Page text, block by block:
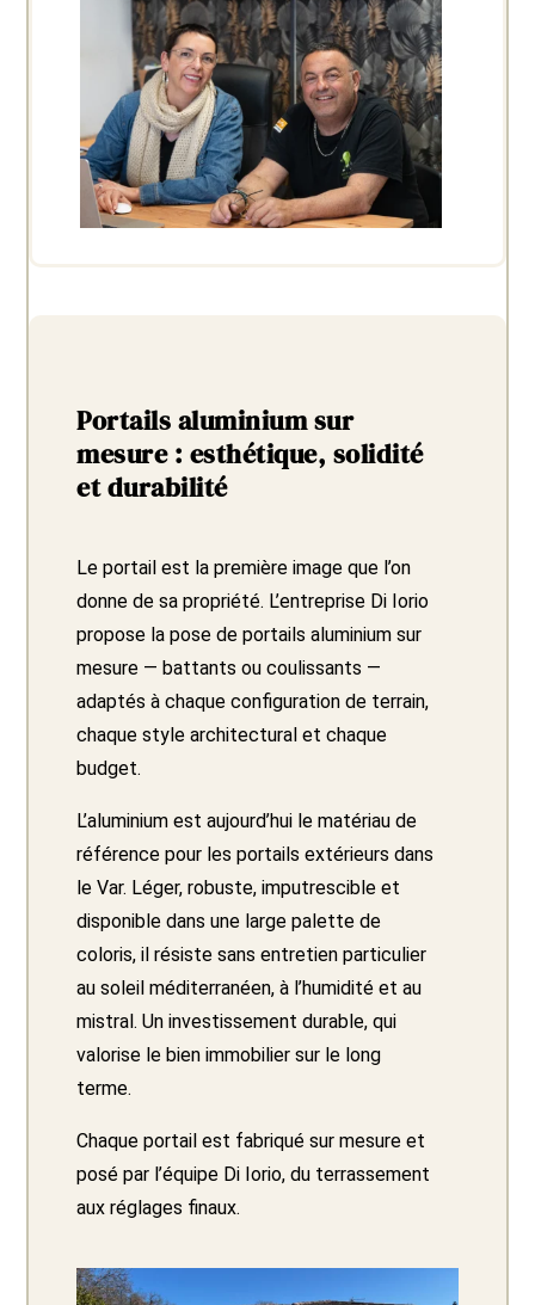
Portails aluminium sur
mesure : esthétique, solidité
et durabilité
Le portail est la première image que l’on
donne de sa propriété. L’entreprise Di Iorio
propose la pose de portails aluminium sur
mesure — battants ou coulissants —
adaptés à chaque configuration de terrain,
chaque style architectural et chaque
budget.
L’aluminium est aujourd’hui le matériau de
référence pour les portails extérieurs dans
le Var. Léger, robuste, imputrescible et
disponible dans une large palette de
coloris, il résiste sans entretien particulier
au soleil méditerranéen, à l’humidité et au
mistral. Un investissement durable, qui
valorise le bien immobilier sur le long
terme.
Chaque portail est fabriqué sur mesure et
posé par l’équipe Di Iorio, du terrassement
aux réglages finaux.